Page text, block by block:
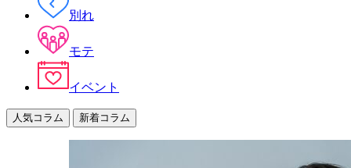
別れ
モテ
イベント
人気コラム 新着コラム